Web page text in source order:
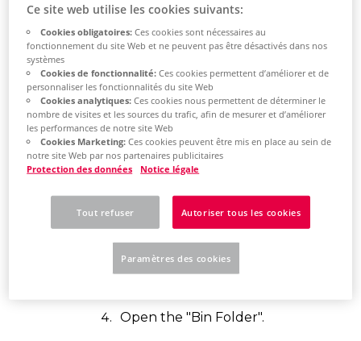
Learn how to
uninstall the
software
Uninstall software
Open Windows Explorer.
Go to C:\Program
Files\EPLAN\Setup Manager.
Select the version to remove,
Open the "Bin Folder".
Ce site web utilise les cookies suivants:
Cookies obligatoires:Ces cookies sont nécessaires au
fonctionnement du site Web et ne peuvent pas être désactivés dans nos
systèmes
Cookies de fonctionnalité:Ces cookies permettent d’améliorer et de
personnaliser les fonctionnalités du site Web
Cookies analytiques:Ces cookies nous permettent de déterminer le
nombre de visites et les sources du trafic, afin de mesurer et d’améliorer
les performances de notre site Web
Cookies Marketing:Ces cookies peuvent être mis en place au sein de
notre site Web par nos partenaires publicitaires
Protection des données
Notice légale
Tout refuser Autoriser tous les cookies
Paramètres des cookies